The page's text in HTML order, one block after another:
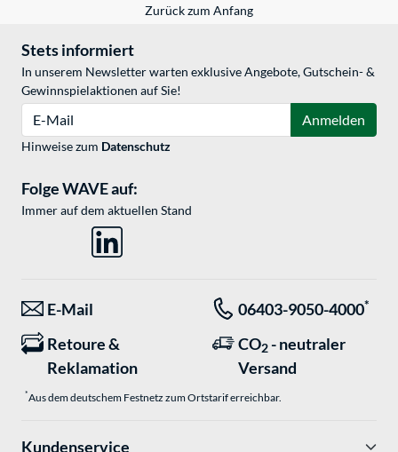
Zurück zum Anfang
Stets informiert
In unserem Newsletter warten exklusive Angebote, Gutschein- &
Gewinnspielaktionen auf Sie!
Anmelden
Hinweise zum Datenschutz
Folge WAVE auf:
Immer auf dem aktuellen Stand
E-Mail 06403-9050-4000*
Retoure &
Reklamation
CO2 - neutraler
Versand
*Aus dem deutschem Festnetz zum Ortstarif erreichbar.
Kundenservice